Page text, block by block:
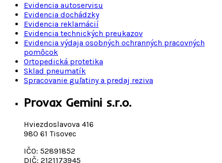
Evidencia autoservisu
Evidencia dochádzky
Evidencia reklamácií
Evidencia technických preukazov
Evidencia výdaja osobných ochranných pracovných
pomôcok
Ortopedická protetika
Sklad pneumatík
Spracovanie guľatiny a predaj reziva
Provax Gemini s.r.o.
Hviezdoslavova 416
980 61 Tisovec
IČO: 52891852
DIČ: 2121173945